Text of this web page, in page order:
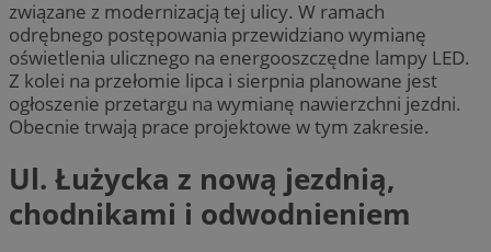
związane z modernizacją tej ulicy. W ramach
odrębnego postępowania przewidziano wymianę
oświetlenia ulicznego na energooszczędne lampy LED.
Z kolei na przełomie lipca i sierpnia planowane jest
ogłoszenie przetargu na wymianę nawierzchni jezdni.
Obecnie trwają prace projektowe w tym zakresie.
Ul. Łużycka z nową jezdnią,
chodnikami i odwodnieniem